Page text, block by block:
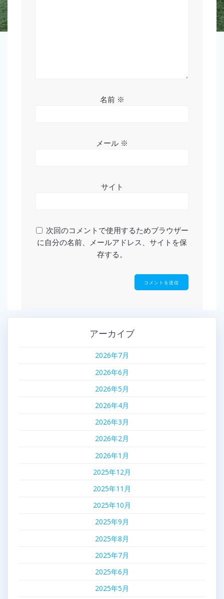
名前 ※
メール ※
サイト
次回のコメントで使用するためブラウザー
に自分の名前、メールアドレス、サイトを保
存する。
アーカイブ
2026年7月
2026年6月
2026年5月
2026年4月
2026年3月
2026年2月
2026年1月
2025年12月
2025年11月
2025年10月
2025年9月
2025年8月
2025年7月
2025年6月
2025年5月